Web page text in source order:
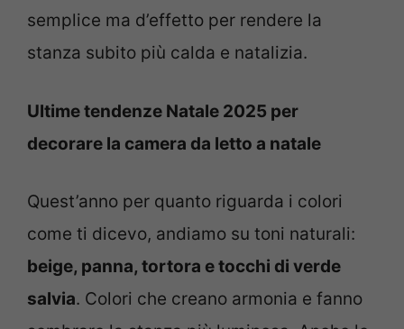
semplice ma d’effetto per rendere la
stanza subito più calda e natalizia.
Ultime tendenze Natale 2025 per
decorare la camera da letto a natale
Quest’anno per quanto riguarda i colori
come ti dicevo, andiamo su toni naturali:
beige, panna, tortora e tocchi di verde
salvia. Colori che creano armonia e fanno